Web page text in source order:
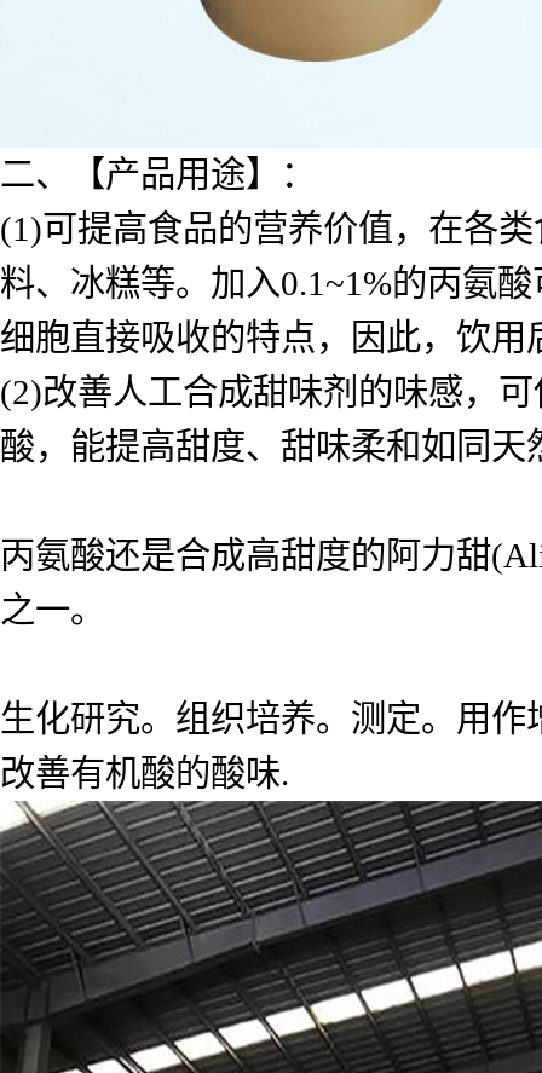
二、【产品用途】：
(1)可提高食品的营养价值，在各
料、冰糕等。加入0.1~1%的丙氨
细胞直接吸收的特点，因此，饮
(2)改善人工合成甜味剂的味感，
酸，能提高甜度、甜味柔和如同
丙氨酸还是合成高甜度的阿力甜
之一。
生化研究。组织培养。测定。用
改善有机酸的酸味.